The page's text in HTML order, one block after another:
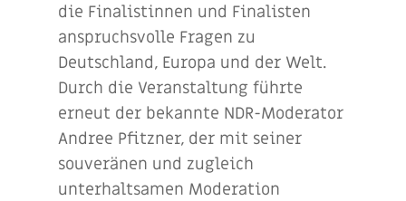
die Finalistinnen und Finalisten
anspruchsvolle Fragen zu
Deutschland, Europa und der Welt.
Durch die Veranstaltung führte
erneut der bekannte NDR-Moderator
Andree Pfitzner, der mit seiner
souveränen und zugleich
unterhaltsamen Moderation